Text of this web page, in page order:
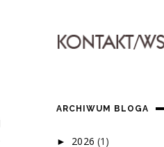
ARCHIWUM BLOGA
► 2026 (1)